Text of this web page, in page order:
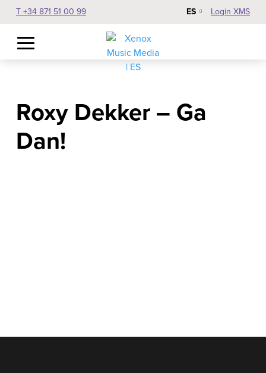
T +34 871 51 00 99 ES Login XMS
Roxy Dekker – Ga
Dan!